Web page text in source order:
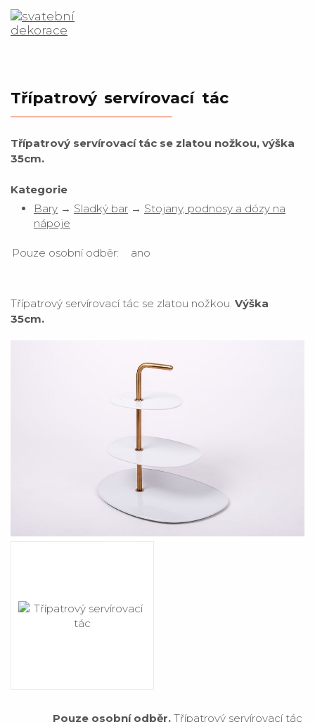
Třípatrový servírovací tác
Třípatrový servírovací tác se zlatou nožkou, výška
35cm.
Kategorie
Bary → Sladký bar → Stojany, podnosy a dózy na
nápoje
Pouze osobní odběr: ano
Třípatrový servírovací tác se zlatou nožkou. Výška
35cm.
Pouze osobní odběr. Třípatrový servírovací tác